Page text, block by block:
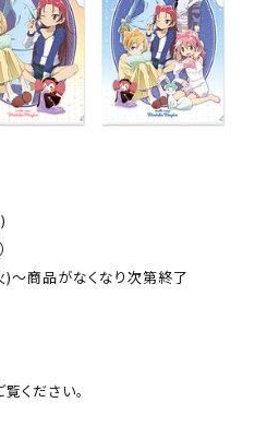
～商品がなくなり次第終了
ください。